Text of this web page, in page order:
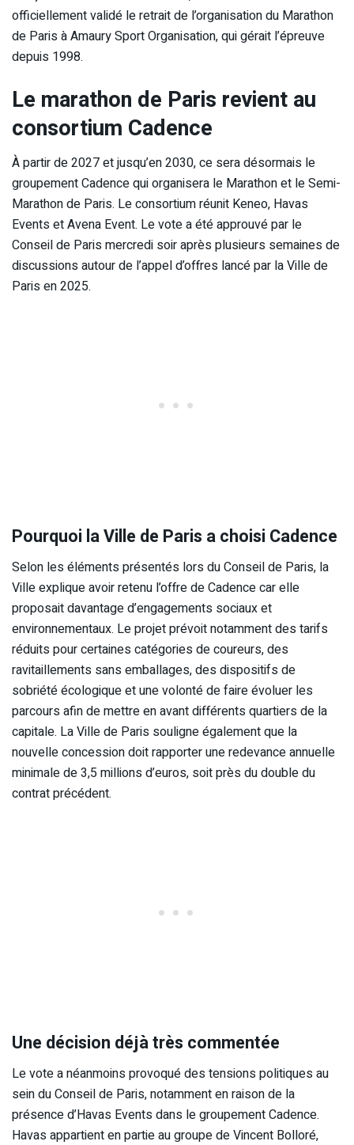
officiellement validé le retrait de l’organisation du Marathon
de Paris à Amaury Sport Organisation, qui gérait l’épreuve
depuis 1998.
Le marathon de Paris revient au
consortium Cadence
À partir de 2027 et jusqu’en 2030, ce sera désormais le
groupement Cadence qui organisera le Marathon et le Semi-
Marathon de Paris. Le consortium réunit Keneo, Havas
Events et Avena Event. Le vote a été approuvé par le
Conseil de Paris mercredi soir après plusieurs semaines de
discussions autour de l’appel d’offres lancé par la Ville de
Paris en 2025.
Pourquoi la Ville de Paris a choisi Cadence
Selon les éléments présentés lors du Conseil de Paris, la
Ville explique avoir retenu l’offre de Cadence car elle
proposait davantage d’engagements sociaux et
environnementaux. Le projet prévoit notamment des tarifs
réduits pour certaines catégories de coureurs, des
ravitaillements sans emballages, des dispositifs de
sobriété écologique et une volonté de faire évoluer les
parcours afin de mettre en avant différents quartiers de la
capitale. La Ville de Paris souligne également que la
nouvelle concession doit rapporter une redevance annuelle
minimale de 3,5 millions d’euros, soit près du double du
contrat précédent.
Une décision déjà très commentée
Le vote a néanmoins provoqué des tensions politiques au
sein du Conseil de Paris, notamment en raison de la
présence d’Havas Eventsdans le groupement Cadence.
Havas appartient en partie au groupe de Vincent Bolloré,